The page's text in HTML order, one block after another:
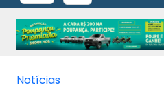
Notícias